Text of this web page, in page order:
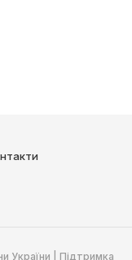
України | Підтримка